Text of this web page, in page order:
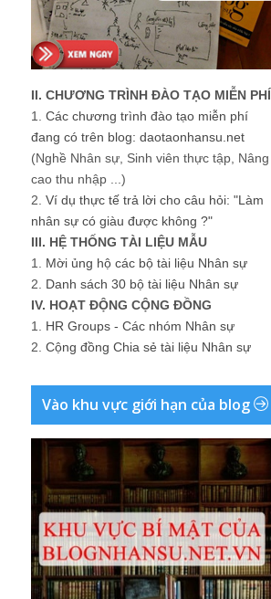
II. CHƯƠNG TRÌNH ĐÀO TẠO MIỄN PHÍ
1. Các chương trình đào tạo miễn phí
đang có trên blog: daotaonhansu.net
(Nghề Nhân sự, Sinh viên thực tập, Nâng
cao thu nhập ...)
2. Ví dụ thực tế trả lời cho câu hỏi: "Làm
nhân sự có giàu được không ?"
III. HỆ THỐNG TÀI LIỆU MẪU
1. Mời ủng hộ các bộ tài liệu Nhân sự
2. Danh sách 30 bộ tài liệu Nhân sự
IV. HOẠT ĐỘNG CỘNG ĐỒNG
1. HR Groups - Các nhóm Nhân sự
2. Cộng đồng Chia sẻ tài liệu Nhân sự
Vào khu vực giới hạn của blog